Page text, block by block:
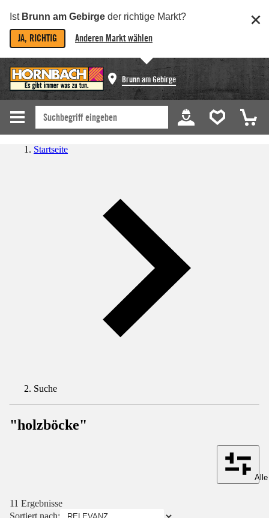
Ist Brunn am Gebirge der richtige Markt?
JA, RICHTIG Anderen Markt wählen
Brunn am Gebirge
Startseite
Suche
"holzböcke"
11 Ergebnisse
Sortiert nach: